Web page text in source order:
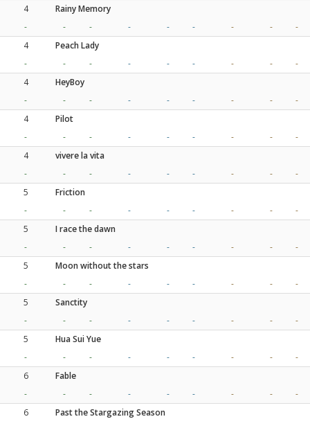
4
Rainy Memory
-
- - - - - - -
-
4
Peach Lady
-
- - - - - - -
-
4
HeyBoy
-
- - - - - - -
-
4
Pilot
-
- - - - - - -
-
4
vivere la vita
-
- - - - - - -
-
5
Friction
-
- - - - - - -
-
5
I race the dawn
-
- - - - - - -
-
5
Moon without the stars
-
- - - - - - -
-
5
Sanctity
-
- - - - - - -
-
5
Hua Sui Yue
-
- - - - - - -
-
6
Fable
-
- - - - - - -
-
6
Past the Stargazing Season